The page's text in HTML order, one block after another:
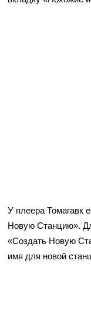
У плеера Томагавк
Новую Станцию».
«Создать Новую
имя для новой